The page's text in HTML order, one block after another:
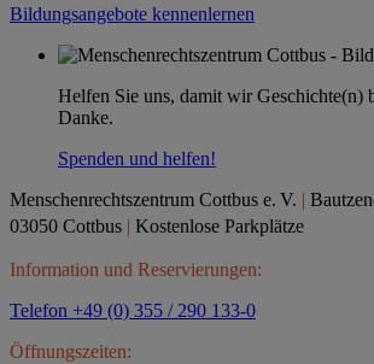
Bildungsangebote kennenlernen
Helfen Sie uns, damit wir Geschichte(n)
Danke.
Spenden und helfen!
Menschenrechtszentrum Cottbus e. V. |
03050 Cottbus | Kostenlose Parkplätze
Information und Reservierungen:
Telefon +49 (0) 355 / 290 133-0
Öffnungszeiten: